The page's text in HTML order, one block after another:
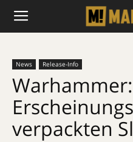
News Release-Info
verpackten